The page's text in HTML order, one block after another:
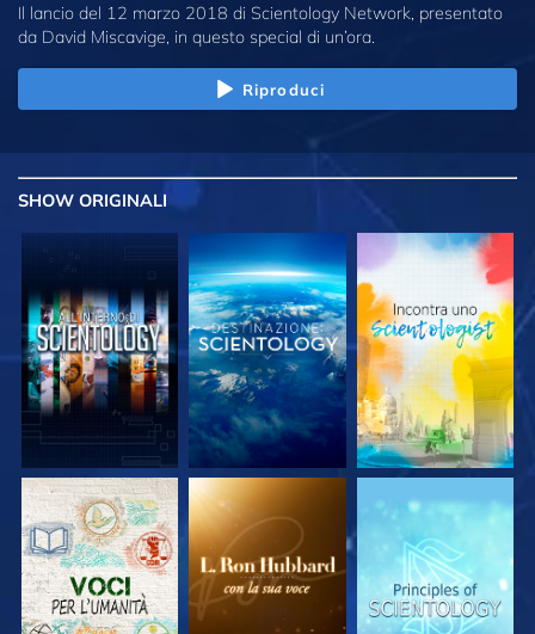
Il lancio del 12 marzo 2018 di Scientology Network, presentato
da David Miscavige, in questo special di un’ora.
Riproduci
SHOW ORIGINALI
ESPLORA LE
SERIE
ESPLORA LE
SERIE
ESPLORA LE
SERIE